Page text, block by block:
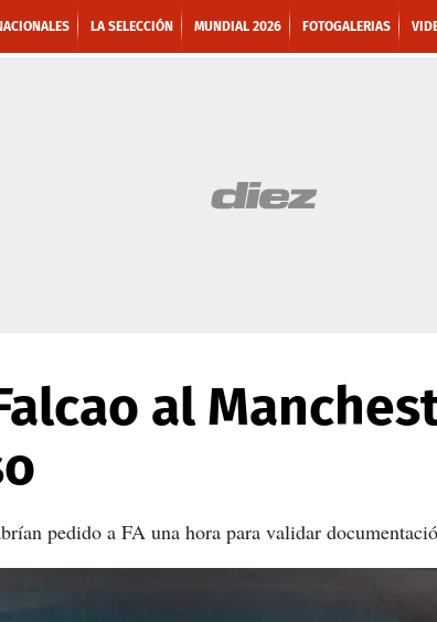
LA SELECCIÓN MUNDIAL 2026 FOTOGALERIAS
al
pedido a FA una hora para validar